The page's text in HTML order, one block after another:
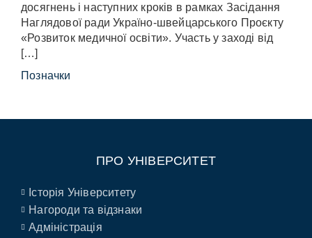
досягнень і наступних кроків в рамках Засідання
Наглядової ради Україно-швейцарського Проєкту
«Розвиток медичної освіти». Участь у заході від
[…]
Позначки
ПРО УНІВЕРСИТЕТ
Історія Університету
Нагороди та відзнаки
Адміністрація